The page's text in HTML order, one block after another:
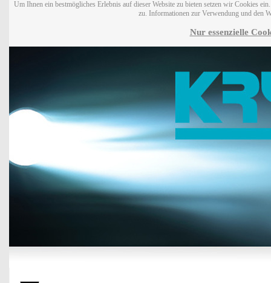
Um Ihnen ein bestmögliches Erlebnis auf dieser Website zu bieten setzen wir Cookies
zu. Informationen zur Verwendung und den
Nur essenzielle